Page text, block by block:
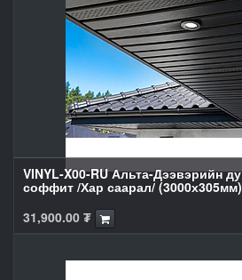
VINYL-X00-RU Альта-Дээвэрийн
соффит /Хар саарал/ (3000х305мм)
31,900.00 ₮